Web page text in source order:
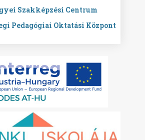
Szakképzési Centrum
Pedagógiai Oktatási Központ